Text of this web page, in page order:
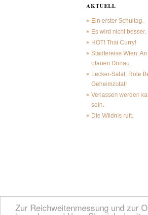
Zur Reichweitenmessung und zur
AKTUELL
Ein erster Schultag.
Es wird nicht
HOT! Thai Curry!
Städtereise Wien:
blauen Donau.
Lecker-Salat: Rote
Geheimzutat!
Verlassen werden
sein.
Die Wildnis ruft.